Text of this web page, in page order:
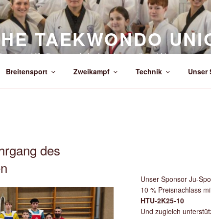
TAEKWONDO
für Taekwondo im Landessportbund Hessen
Breitensport Zweikampf Technik Unser
des
Unser Sponsor Ju-
10 % Preisnachlass
HTU-2K25-10
Und zugleich